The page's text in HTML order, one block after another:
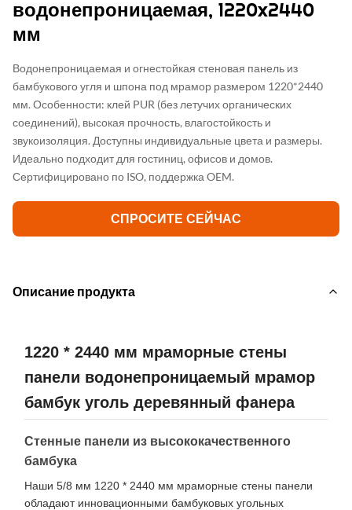
водонепроницаемая, 1220x2440
мм
Водонепроницаемая и огнестойкая стеновая панель из
бамбукового угля и шпона под мрамор размером 1220*2440
мм. Особенности: клей PUR (без летучих органических
соединений), высокая прочность, влагостойкость и
звукоизоляция. Доступны индивидуальные цвета и размеры.
Идеально подходит для гостиниц, офисов и домов.
Сертифицировано по ISO, поддержка OEM.
СПРОСИТЕ СЕЙЧАС
Описание продукта
1220 * 2440 мм мраморные стены
панели водонепроницаемый мрамор
бамбук уголь деревянный фанера
Стенные панели из высококачественного
бамбука
Наши 5/8 мм 1220 * 2440 мм мраморные стены панели
обладают инновационными бамбуковых угольных